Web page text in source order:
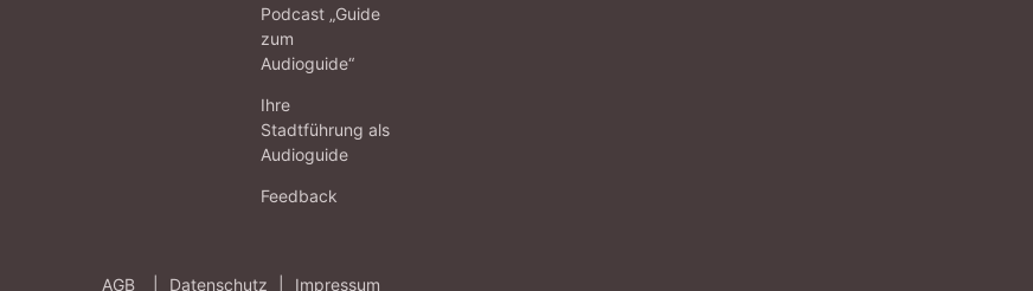
Podcast „Guide
zum
Audioguide“
Ihre
Stadtführung als
Audioguide
Feedback
AGB Datenschutz Impressum